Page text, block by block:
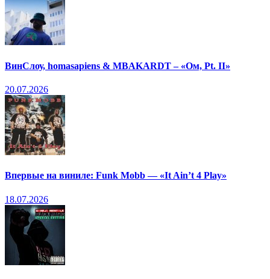
ВинСлоу, homasapiens & MBAKARDT – «Ом, Pt. II»
20.07.2026
Впервые на виниле: Funk Mobb — «It Ain’t 4 Play»
18.07.2026